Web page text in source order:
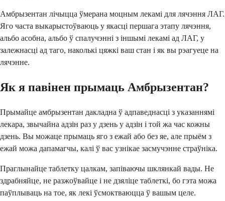
Амбрызентан лічыцца ўмерана моцным лекамі для лячэння ЛАГ.
Яго часта выкарыстоўваюць у якасці першага этапу лячэння,
альбо асобна, альбо ў спалучэнні з іншымі лекамі ад ЛАГ, у
залежнасці ад таго, наколькі цяжкі ваш стан і як вы рэагуеце на
лячэнне.
Як я павінен прымаць Амбрызентан?
Прымайце амбрызентан дакладна ў адпаведнасці з указаннямі
лекара, звычайна адзін раз у дзень у адзін і той жа час кожны
дзень. Вы можаце прымаць яго з ежай або без яе, але прыём з
ежай можа дапамагчы, калі ў вас узнікае засмучэнне страўніка.
Праглынайце таблетку цалкам, запіваючы шклянкай вады. Не
здрабняйце, не разжоўвайце і не дзяліце таблеткі, бо гэта можа
паўплываць на тое, як лекі ўсмоктваюцца ў вашым целе.